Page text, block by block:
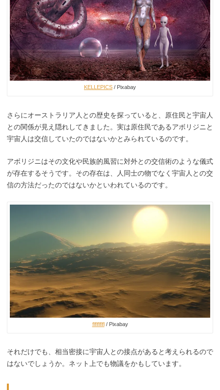
KELLEPICS / Pixabay
さらにオーストラリア人との歴史を探っていると、原住民と宇宙人
との関係が見え隠れしてきました。実は原住民であるアボリジニと
宇宙人は交信していたのではないかとみられているのです。
アボリジニはその文化や民族的風習に対外との交信術のような儀式
が存在するそうです。その存在は、人同士の物でなく宇宙人との交
信の方法だったのではないかといわれているのです。
flflflflfl/ Pixabay
それだけでも、相当密接に宇宙人との接点があると考えられるので
はないでしょうか。ネット上でも物議をかもしています。